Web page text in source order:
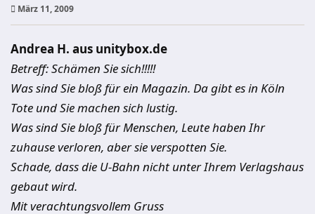
März 11, 2009
Andrea H. aus unitybox.de
Betreff: Schämen Sie sich!!!!!
Was sind Sie bloß für ein Magazin. Da gibt es in Köln
Tote und Sie machen sich lustig.
Was sind Sie bloß für Menschen, Leute haben Ihr
zuhause verloren, aber sie verspotten Sie.
Schade, dass die U-Bahn nicht unter Ihrem Verlagshaus
gebaut wird.
Mit verachtungsvollem Gruss